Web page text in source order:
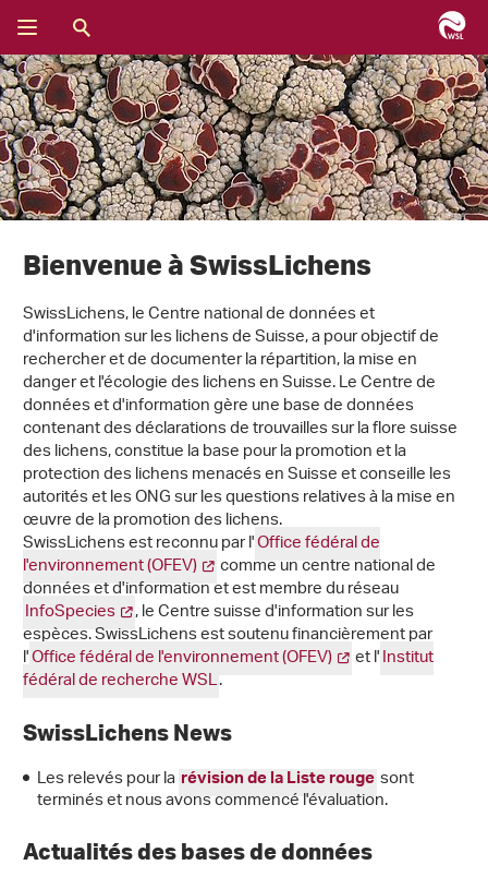
Bienvenue à SwissLichens
SwissLichens, le Centre national de données et
d'information sur les lichens de Suisse, a pour objectif de
rechercher et de documenter la répartition, la mise en
danger et l'écologie des lichens en Suisse. Le Centre de
données et d'information gère une base de données
contenant des déclarations de trouvailles sur la flore suisse
des lichens, constitue la base pour la promotion et la
protection des lichens menacés en Suisse et conseille les
autorités et les ONG sur les questions relatives à la mise en
œuvre de la promotion des lichens.
SwissLichens est reconnu par l'Office fédéral de
l'environnement (OFEV) comme un centre national de
données et d'information et est membre du réseau
InfoSpecies , le Centre suisse d'information sur les
espèces. SwissLichens est soutenu financièrement par
l'Office fédéral de l'environnement (OFEV) et l'Institut
fédéral de recherche WSL.
SwissLichens News
Les relevés pour la révision de la Liste rougesont
terminés et nous avons commencé l'évaluation.
Actualités des bases de données